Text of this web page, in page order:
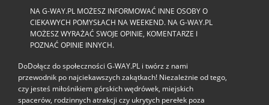
NA G-WAY.PL MOŻESZ INFORMOWAĆ INNE OSOBY O
CIEKAWYCH POMYSŁACH NA WEEKEND. NA G-WAY.PL
MOŻESZ WYRAŻAĆ SWOJE OPINIE, KOMENTARZE I
POZNAĆ OPINIE INNYCH.
DoDołącz do społeczności G‑WAY.PL i twórz z nami
przewodnik po najciekawszych zakątkach! Niezależnie od tego,
czy jesteś miłośnikiem górskich wędrówek, miejskich
spacerów, rodzinnych atrakcji czy ukrytych perełek poza